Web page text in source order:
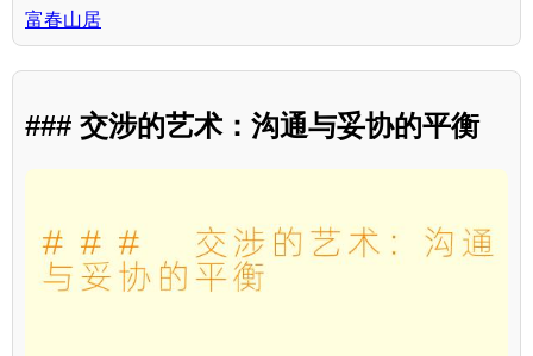
富春山居
### 交涉的艺术：沟通与妥协的平衡